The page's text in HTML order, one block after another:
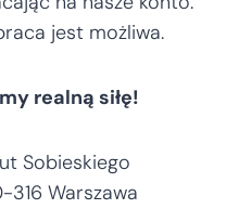
jest możliwa.
realną siłę!
Sobieskiego
316 Warszawa